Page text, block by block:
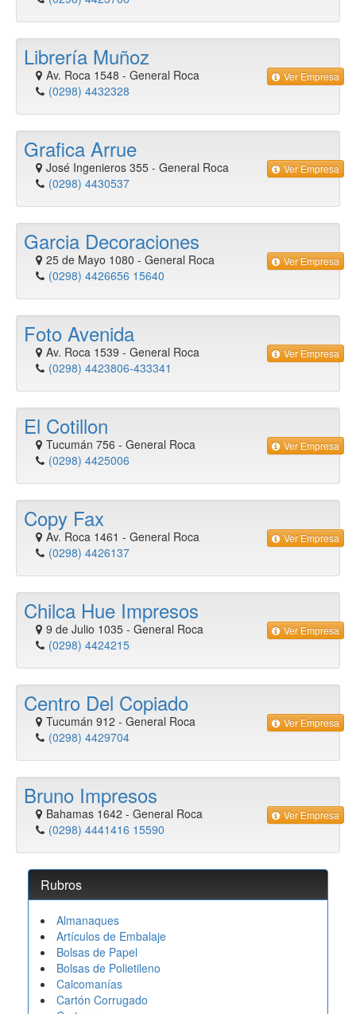
Librería Muñoz
Av. Roca 1548 - General Roca
(0298) 4432328
Ver Empresa
Grafica Arrue
José Ingenieros 355 - General Roca
(0298) 4430537
Ver Empresa
Garcia Decoraciones
25 de Mayo 1080 - General Roca
(0298) 4426656 15640
Ver Empresa
Foto Avenida
Av. Roca 1539 - General Roca
(0298) 4423806-433341
Ver Empresa
El Cotillon
Tucumán 756 - General Roca
(0298) 4425006
Ver Empresa
Copy Fax
Av. Roca 1461 - General Roca
(0298) 4426137
Ver Empresa
Chilca Hue Impresos
9 de Julio 1035 - General Roca
(0298) 4424215
Ver Empresa
Centro Del Copiado
Tucumán 912 - General Roca
(0298) 4429704
Ver Empresa
Bruno Impresos
Bahamas 1642 - General Roca
(0298) 4441416 15590
Ver Empresa
Rubros
Almanaques
Artículos de Embalaje
Bolsas de Papel
Bolsas de Polietileno
Calcomanías
Cartón Corrugado